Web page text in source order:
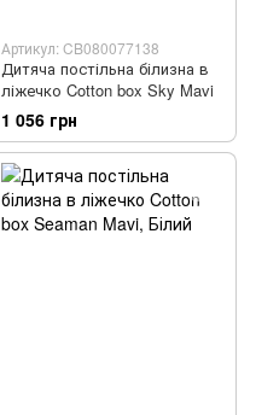
Артикул: CB080077138
Дитяча постільна білизна в
ліжечко Cotton box Sky Mavi
1 056 грн